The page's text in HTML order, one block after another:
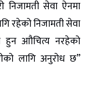
सेवा ऐनमा
रहेको निजामती सेवा
हुन आौचित्य नरहेको
लागि अनुरोध छ”